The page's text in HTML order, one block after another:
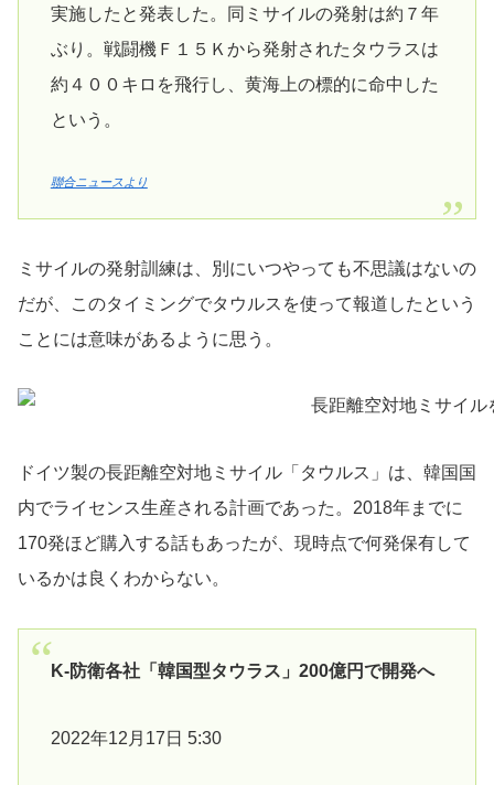
実施したと発表した。同ミサイルの発射は約７年
ぶり。戦闘機Ｆ１５Ｋから発射されたタウラスは
約４００キロを飛行し、黄海上の標的に命中した
という。
聯合ニュースより
ミサイルの発射訓練は、別にいつやっても不思議はないの
だが、このタイミングでタウルスを使って報道したという
ことには意味があるように思う。
ドイツ製の長距離空対地ミサイル「タウルス」は、韓国国
内でライセンス生産される計画であった。2018年までに
170発ほど購入する話もあったが、現時点で何発保有して
いるかは良くわからない。
K-防衛各社「韓国型タウラス」200億円で開発へ
2022年12月17日 5:30